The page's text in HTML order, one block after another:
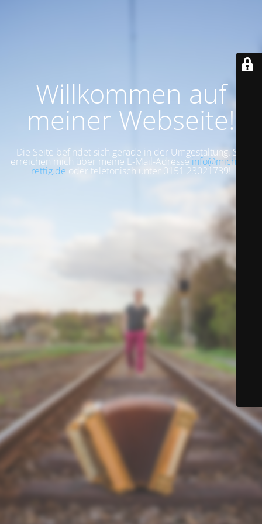
Willkommen auf
meiner Webseite!
Die Seite befindet sich gerade in der Umgestaltung. Sie
erreichen mich über meine E-Mail-Adresseinfo@michael-
rettig.de oder telefonisch unter 0151 23021739!